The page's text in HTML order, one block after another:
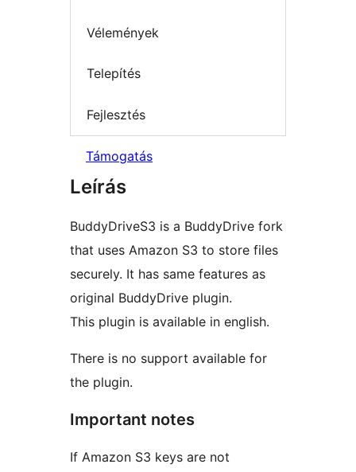
Vélemények
Telepítés
Fejlesztés
Támogatás
Leírás
BuddyDriveS3 is a BuddyDrive fork
that uses Amazon S3 to store files
securely. It has same features as
original BuddyDrive plugin.
This plugin is available in english.
There is no support available for
the plugin.
Important notes
If Amazon S3 keys are not